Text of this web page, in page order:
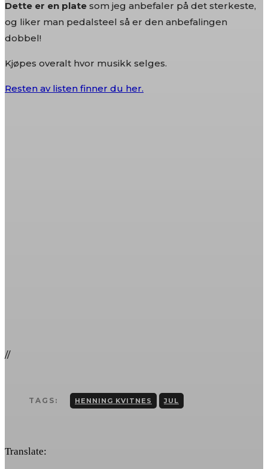
Dette er en plate som jeg anbefaler på det sterkeste,
og liker man pedalsteel så er den anbefalingen
dobbel!
Kjøpes overalt hvor musikk selges.
Resten av listen finner du her.
//
TAGS: HENNING KVITNES JUL
Translate: